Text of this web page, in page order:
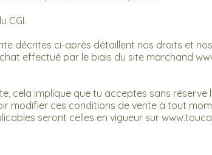
CGI.
décrites ci-après détaillent nos droits et
effectué par le biais du site marchand
cela implique que tu acceptes sans
modifier ces conditions de vente à tout
seront celles en vigueur sur